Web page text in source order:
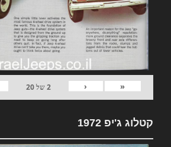
«
‹
2של20
קטלוג ג'יפ 1972